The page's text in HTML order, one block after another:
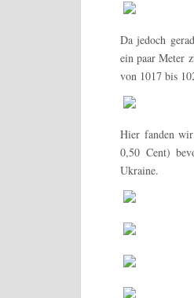
Da jedoch
ein paar Meter
von 1017 bis
Hier fanden
0,50 Cent)
Ukraine.